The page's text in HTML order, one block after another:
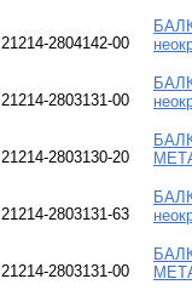
21214-2804142-00
21214-2803131-00
21214-2803130-20
21214-2803131-63
21214-2803131-00